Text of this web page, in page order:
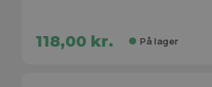
118,00 kr. På lager